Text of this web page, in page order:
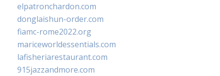
elpatronchardon.com
donglaishun-order.com
fiamc-rome2022.org
mariceworldessentials.com
lafisheriarestaurant.com
915jazzandmore.com